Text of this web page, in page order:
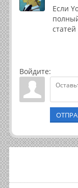
Если
статей
Войдите: